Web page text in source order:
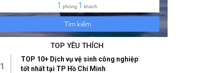
TOP YÊU THÍCH
1
TOP 10+ Dịch vụ vệ sinh công nghiệp
tốt nhất tại TP Hồ Chí Minh